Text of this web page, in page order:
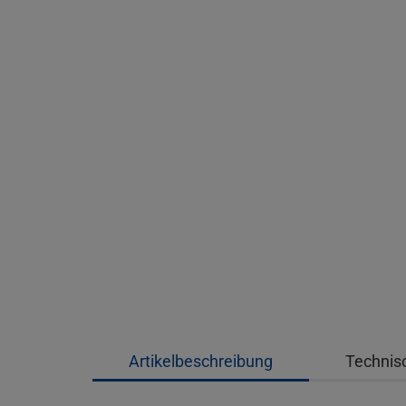
Artikelbeschreibung